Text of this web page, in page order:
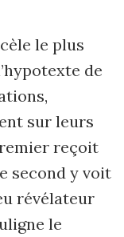
le plus
de
sur leurs
reçoit
second y voit
révélateur
le